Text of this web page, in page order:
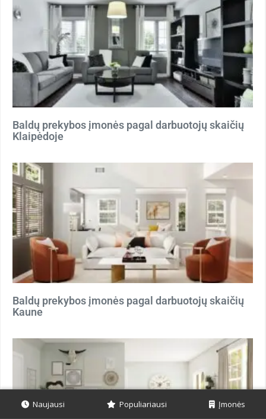
Baldų prekybos įmonės pagal darbuotojų skaičių
Klaipėdoje
Baldų prekybos įmonės pagal darbuotojų skaičių
Kaune
Naujausi Populiariausi Įmonės